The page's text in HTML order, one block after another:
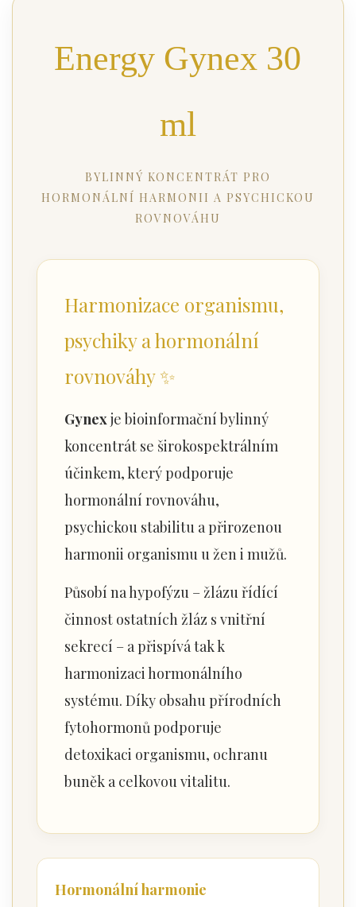
Energy Gynex 30
ml
BYLINNÝ KONCENTRÁT PRO
HORMONÁLNÍ HARMONII A PSYCHICKOU
ROVNOVÁHU
Harmonizace organismu,
psychiky a hormonální
rovnováhy ✨
Gynexje bioinformační bylinný
koncentrát se širokospektrálním
účinkem, který podporuje
hormonální rovnováhu,
psychickou stabilitu a přirozenou
harmonii organismu u žen i mužů.
Působí na hypofýzu – žlázu řídící
činnost ostatních žláz s vnitřní
sekrecí – a přispívá tak k
harmonizaci hormonálního
systému. Díky obsahu přírodních
fytohormonů podporuje
detoxikaci organismu, ochranu
buněk a celkovou vitalitu.
Hormonální harmonie